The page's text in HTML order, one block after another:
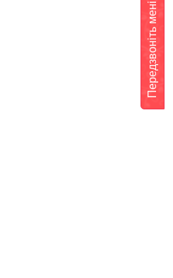
Передзвоніть мені